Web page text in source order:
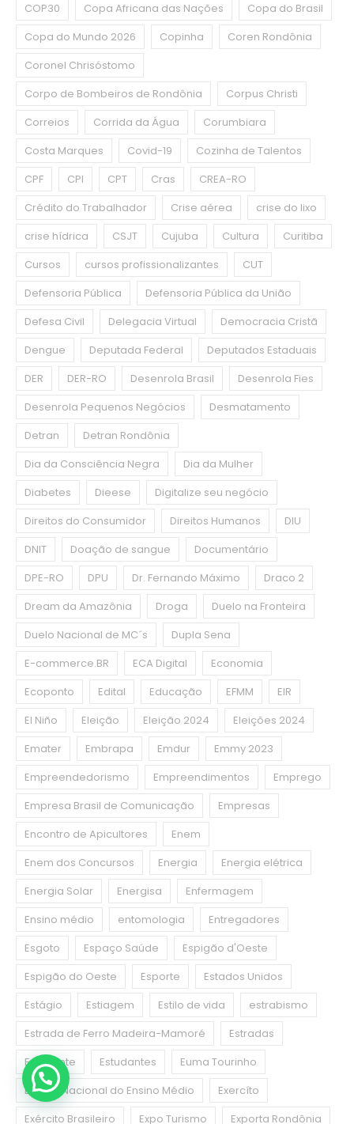
COP30
Copa Africana das Nações
Copa do Brasil
Copa do Mundo 2026
Copinha
Coren Rondônia
Coronel Chrisóstomo
Corpo de Bombeiros de Rondônia
Corpus Christi
Correios
Corrida da Água
Corumbiara
Costa Marques
Covid-19
Cozinha de Talentos
CPF
CPI CPT Cras
CREA-RO
Crédito do Trabalhador
Crise aérea
crise do lixo
crise hídrica
CSJT Cujuba Cultura
Curitiba
Cursos
cursos profissionalizantes
CUT
Defensoria Pública
Defensoria Pública da União
Defesa Civil
Delegacia Virtual
Democracia Cristã
Dengue
Deputada Federal
Deputados Estaduais
DER
DER-RO Desenrola Brasil
Desenrola Fies
Desenrola Pequenos Negócios
Desmatamento
Detran
Detran Rondônia
Dia da Consciência Negra
Dia da Mulher
Diabetes
Dieese
Digitalize seu negócio
Direitos do Consumidor
Direitos Humanos
DIU
DNIT
Doação de sangue
Documentário
DPE-RO
DPU Dr. Fernando Máximo
Draco 2
Dream da Amazônia
Droga
Duelo na Fronteira
Duelo Nacional de MC´s
Dupla Sena
E-commerce.BR
ECA Digital
Economia
Ecoponto
Edital Educação EFMM
EIR
El Niño
Eleição Eleição 2024
Eleições 2024
Emater
Embrapa Emdur
Emmy 2023
Empreendedorismo
Empreendimentos
Emprego
Empresa Brasil de Comunicação
Empresas
Encontro de Apicultores
Enem
Enem dos Concursos
Energia
Energia elétrica
Energia Solar
Energisa
Enfermagem
Ensino médio
entomologia
Entregadores
Esgoto
Espaço Saúde
Espigão d'Oeste
Espigão do Oeste
Esporte
Estados Unidos
Estágio
Estiagem Estilo de vida
estrabismo
Estrada de Ferro Madeira-Mamoré
Estradas
Estudante
Estudantes
Euma Tourinho
Exame Nacional do Ensino Médio
Exercíto
Exército Brasileiro
Expo Turismo Exporta Rondônia